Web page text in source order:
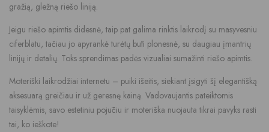
gražią, gležną riešo liniją.
Jeigu riešo apimtis didesnė, taip pat galima rinktis laikrodį su masyvesniu
ciferblatu, tačiau jo apyrankė turėtų būti plonesnė, su daugiau įmantrių
linijų ir detalių. Toks sprendimas padės vizualiai sumažinti riešo apimtis.
Moteriški laikrodžiai internetu – puiki išeitis, siekiant įsigyti šį elegantišką
aksesuarą greičiau ir už geresnę kainą. Vadovaujantis pateiktomis
taisyklėmis, savo estetiniu pojūčiu ir moteriška nuojauta tikrai pavyks rasti
tai, ko ieškote!